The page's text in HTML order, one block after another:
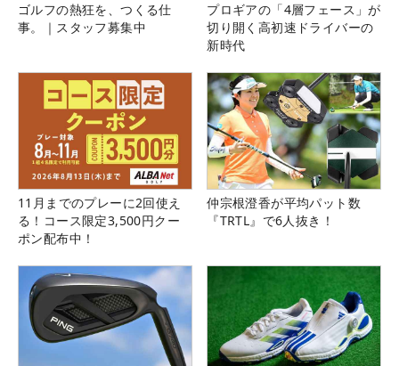
ゴルフの熱狂を、つくる仕
事。｜スタッフ募集中
プロギアの「4層フェース」が
切り開く高初速ドライバーの
新時代
11月までのプレーに2回使え
る！コース限定3,500円クー
ポン配布中！
仲宗根澄香が平均パット数
『TRTL』で6人抜き！